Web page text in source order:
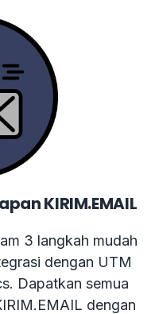
KIRIM.EMAIL
3 langkah mudah
dengan UTM
Dapatkan semua
dengan